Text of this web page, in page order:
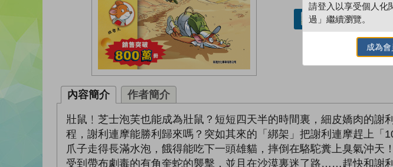
借閱實體書
內容簡介 作者簡介
壯鼠﹗芝士泡芙也能成為壯鼠？短短四天半的時間裏，細皮嬌肉的
程，謝利連摩能勝利歸來嗎？突如其來的「綁架」把謝利連摩趕上「
爪子走得長滿水泡，餓得能吃下一頭雄貓，摔倒在駱駝糞上臭氣沖天
受到帶布劇毒的有角奎蛇的襲擊，並且在沙漠裏迷了路……趕快和謝
請登入以享受個人化
過」繼續瀏覽。
成為會